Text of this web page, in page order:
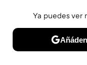
Ya puedes ver